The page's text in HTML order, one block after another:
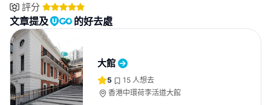
評分
文章提及 的好去處
大館
5 15 人想去
香港中環荷李活道大館